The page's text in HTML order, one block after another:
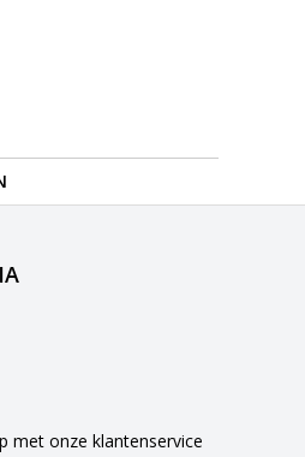
met onze klantenservice